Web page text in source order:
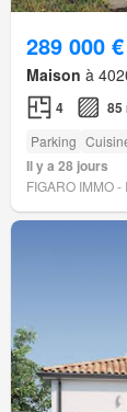
289 000 €
Maison à
4 85
Parking
Il y a 28 jours
FIGARO IMMO